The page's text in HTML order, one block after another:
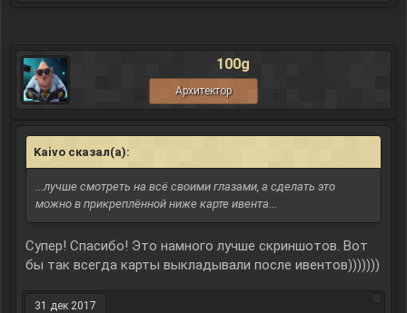
100g
Архитектор
Kaivo сказал(а):
...лучше смотреть на всё своими глазами, а сделать это
можно в прикреплённой ниже карте ивента...
Супер! Спасибо! Это намного лучше скриншотов. Вот
бы так всегда карты выкладывали после ивентов)))))))
31 дек 2017